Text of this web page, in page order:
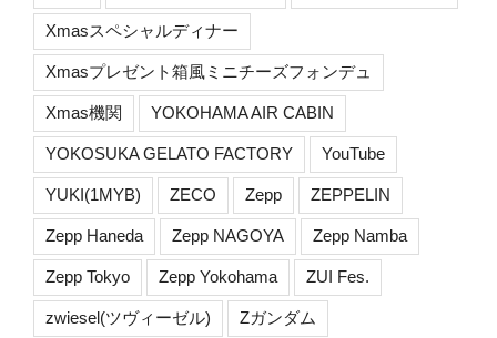
Xmasスペシャルディナー
Xmasプレゼント箱風ミニチーズフォンデュ
Xmas機関 YOKOHAMA AIR CABIN
YOKOSUKA GELATO FACTORY YouTube
YUKI(1MYB) ZECO Zepp ZEPPELIN
Zepp Haneda Zepp NAGOYA Zepp Namba
Zepp Tokyo Zepp Yokohama ZUI Fes.
zwiesel(ツヴィーゼル) Zガンダム